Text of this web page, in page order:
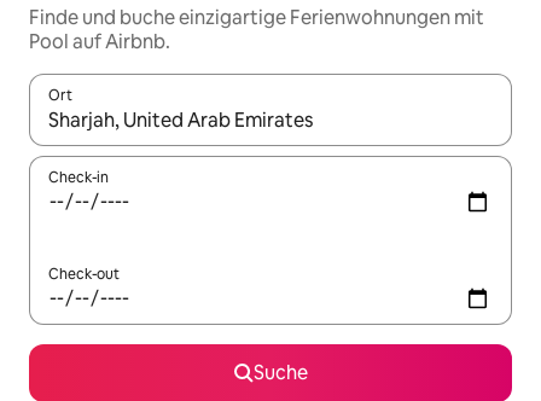
Finde und buche einzigartige Ferienwohnungen mit
Pool auf Airbnb.
Ort
Wenn Ergebnisse verfügbar sind, navigiere mit den
Check-in
Check-out
Suche